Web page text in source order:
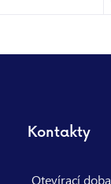
Kontakty
Otevírací doba